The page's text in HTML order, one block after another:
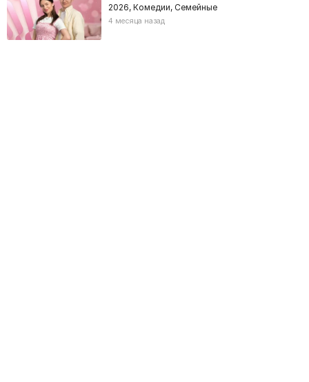
2026, Комедии, Семейные
4 месяца назад